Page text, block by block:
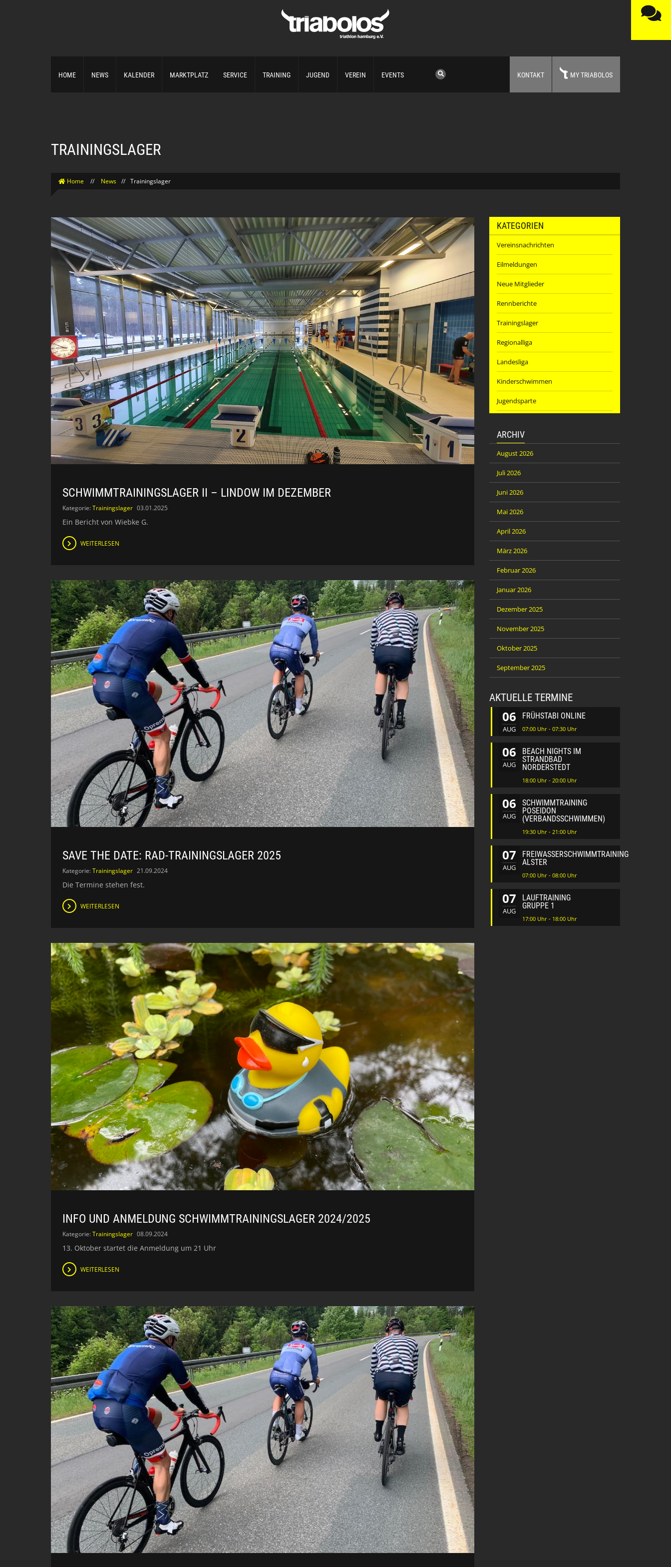
HOME NEWS KALENDER MARKTPLATZ SERVICE TRAINING JUGEND VEREIN EVENTS KONTAKT MY TRIABOLOS
Home // News // Trainingslager
TRAININGSLAGER
SCHWIMMTRAININGSLAGER II – LINDOW IM DEZEMBER
Kategorie:Trainingslager 03.01.2025
Ein Bericht von Wiebke G.
WEITERLESEN
SAVE THE DATE: RAD-TRAININGSLAGER 2025
Kategorie:Trainingslager 21.09.2024
Die Termine stehen fest.
WEITERLESEN
INFO UND ANMELDUNG SCHWIMMTRAININGSLAGER 2024/2025
Kategorie:Trainingslager 08.09.2024
13. Oktober startet die Anmeldung um 21 Uhr
WEITERLESEN
KATEGORIEN
Vereinsnachrichten
Eilmeldungen
Neue Mitglieder
Rennberichte
Trainingslager
Regionalliga
Landesliga
Kinderschwimmen
Jugendsparte
ARCHIV
August 2026
Juli 2026
Juni 2026
Mai 2026
April 2026
März 2026
Februar 2026
Januar 2026
Dezember 2025
November 2025
Oktober 2025
September 2025
AKTUELLE TERMINE
06
AUG
FRÜHSTABI ONLINE
07:00 Uhr - 07:30 Uhr
06
AUG
BEACH NIGHTS IM
STRANDBAD
NORDERSTEDT
18:00 Uhr - 20:00 Uhr
06
AUG
SCHWIMMTRAINING
POSEIDON
(VERBANDSSCHWIMMEN)
19:30 Uhr - 21:00 Uhr
07
AUG
FREIWASSERSCHWIMMTRAINING
ALSTER
07:00 Uhr - 08:00 Uhr
07
AUG
LAUFTRAINING
GRUPPE 1
17:00 Uhr - 18:00 Uhr